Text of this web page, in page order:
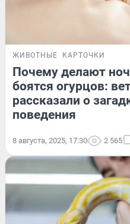
ЖИВОТНЫЕ КАРТОЧКИ
Почему делают
боятся огурцов:
рассказали о
поведения
8 августа, 2025, 17:30 2 565